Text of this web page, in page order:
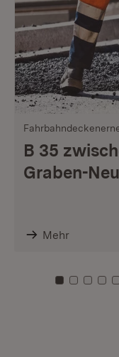
B 35
Graben-
Mehr
ZuZuZu